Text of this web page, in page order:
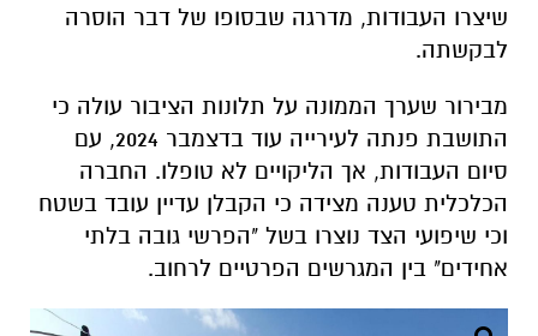
שיצרו העבודות, מדרגה שבסופו של דבר הוסרה
לבקשתה.
מבירור שערך הממונה על תלונות הציבור עולה כי
התושבת פנתה לעירייה עוד בדצמבר 2024, עם
סיום העבודות, אך הליקויים לא טופלו. החברה
הכלכלית טענה מצידה כי הקבלן עדיין עובד בשטח
וכי שיפועי הצד נוצרו בשל "הפרשי גובה בלתי
אחידים" בין המגרשים הפרטיים לרחוב.